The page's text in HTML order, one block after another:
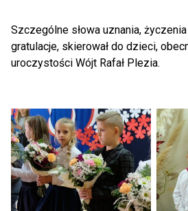
Szczególne słowa uznania,
gratulacje, skierował do dzieci,
uroczystości Wójt Rafał Plezia.